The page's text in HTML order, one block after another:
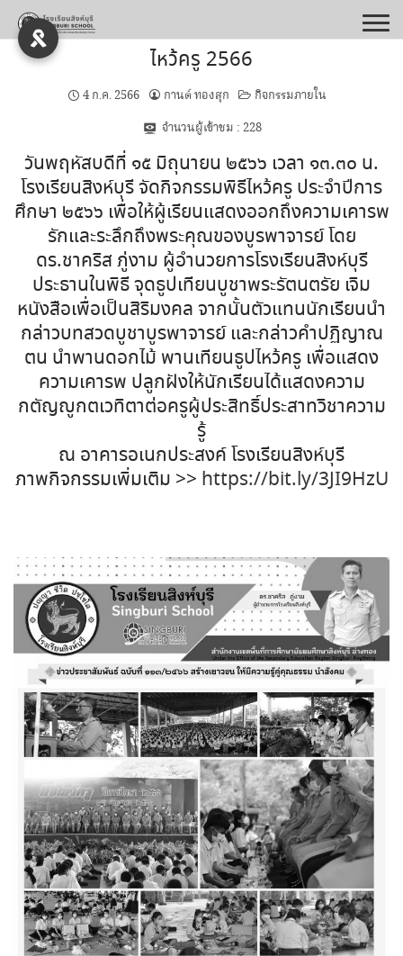
Skip
to
content
ไหว้ครู 2566
4 ก.ค. 2566 กานต์ ทองสุก
กิจกรรมภายใน
จำนวนผู้เข้าชม : 228
วันพฤหัสบดีที่ ๑๕ มิถุนายน ๒๕๖๖ เวลา ๑๓.๓๐ น.
โรงเรียนสิงห์บุรี จัดกิจกรรมพิธีไหว้ครู ประจำปีการ
ศึกษา ๒๕๖๖ เพื่อให้ผู้เรียนแสดงออกถึงความเคารพ
รักและระลึกถึงพระคุณของบูรพาจารย์ โดย
ดร.ชาคริส ภู่งาม ผู้อำนวยการโรงเรียนสิงห์บุรี
ประธานในพิธี จุดธูปเทียนบูชาพระรัตนตรัย เจิม
หนังสือเพื่อเป็นสิริมงคล จากนั้นตัวแทนนักเรียนนำ
กล่าวบทสวดบูชาบูรพาจารย์ และกล่าวคำปฏิญาณ
ตน นำพานดอกไม้ พานเทียนธูปไหว้ครู เพื่อแสดง
ความเคารพ ปลูกฝังให้นักเรียนได้แสดงความ
กตัญญูกตเวทิตาต่อครูผู้ประสิทธิ์ประสาทวิชาความ
รู้
ณ อาคารอเนกประสงค์ โรงเรียนสิงห์บุรี
ภาพกิจกรรมเพิ่มเติม >> https://bit.ly/3JI9HzU